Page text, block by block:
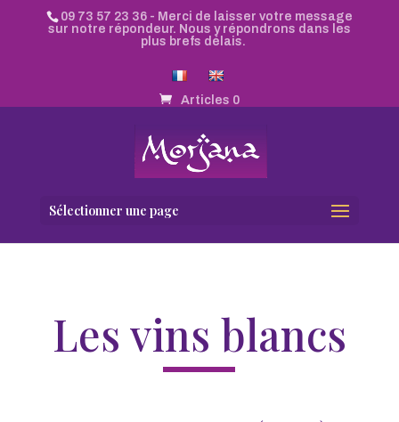
09 73 57 23 36- Merci de laisser votre message
sur notre répondeur. Nous y répondrons dans les
plus brefs délais.
Articles 0
Sélectionner une page
Les vins blancs